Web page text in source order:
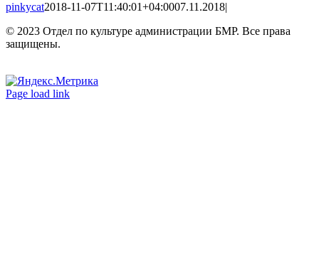
pinkycat2018-11-07T11:40:01+04:0007.11.2018|
© 2023 Отдел по культуре администрации БМР. Все права
защищены.
Вконтакте
Одноклассники
Page load link